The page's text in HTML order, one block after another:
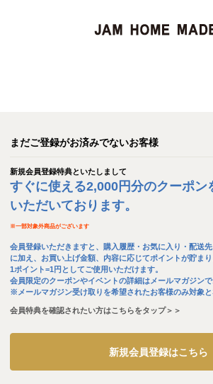
まだご登録がお済みでないお客様
新規会員登録特典といたしまして
すぐに使える2,000円分のクーポン
いただいております。
※一部対象外商品がございます
会員登録いただきますと、購入履歴・お気に入り・配送
に加え、お買い上げ金額、内容に応じてポイントが貯ま
1ポイント=1円としてご使用いただけます。
会員限定のクーポンやイベントの詳細はメールマガジンで
※メールマガジン受け取りを希望されたお客様のみ対象と
会員特典を確認されたい方はこちらをタップ＞＞
新規会員登録はこちら